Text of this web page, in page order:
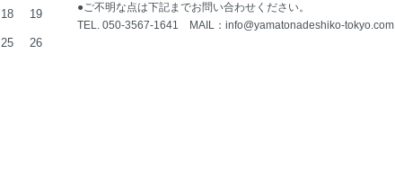
18 19
25 26
●ご不明な点は下記までお問い合わせください。
TEL. 050-3567-1641 MAIL： info@yamatonadeshiko-tokyo.com